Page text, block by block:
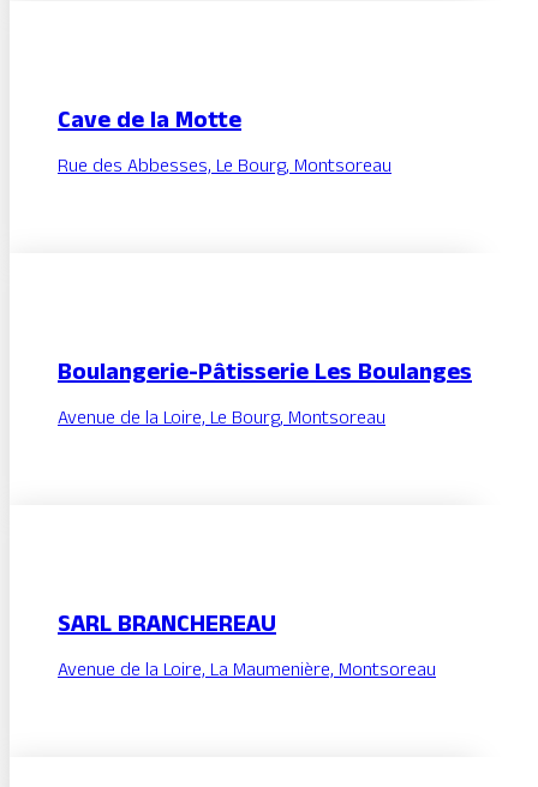
Cave de la Motte
Rue des Abbesses, Le Bourg, Montsoreau
Boulangerie-Pâtisserie Les Boulanges
Avenue de la Loire, Le Bourg, Montsoreau
SARL BRANCHEREAU
Avenue de la Loire, La Maumenière, Montsoreau